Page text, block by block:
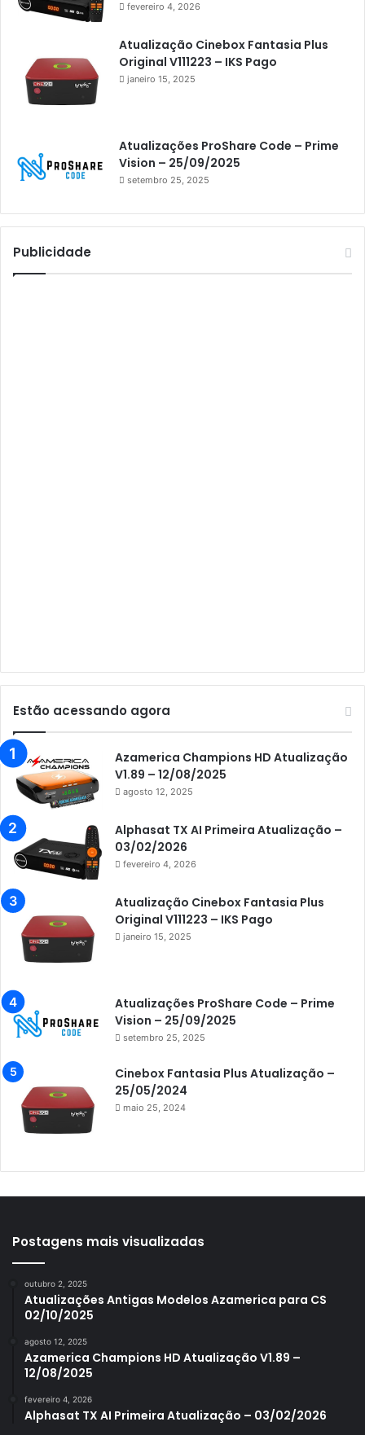
Athomics Eon
Athomics i3
Athomics i3 Bold
Athomics Inspire Qi
Athomics Inspire Qi Lite
Athomics S3
Athomics T3
Atto
AttoNet
Audisat K10 Urus
Audisat K30 Aventador
Azamerica
Azamerica Beats
Azamerica Champions
Azamerica Champions IPTV
Azamerica Extremo IPTV
Azamerica F92 Plus
Azamerica Gold
Azamerica i7 IPTV
Azamerica King
Azamerica King GX PRO
Azamerica King IPTV
Azamerica Mobi
Azamerica S1005
Azamerica S1006 Plus
Azamerica S1007 New
Azamerica S1007 Plus
Azamerica S1009
fevereiro 4, 2026
Atualização Cinebox Fantasia Plus
Original V111223 – IKS Pago
janeiro 15, 2025
Atualizações ProShare Code – Prime
Vision – 25/09/2025
setembro 25, 2025
Publicidade
Estão acessando agora
Azamerica Champions HD Atualização
V1.89 – 12/08/2025
agosto 12, 2025
Alphasat TX AI Primeira Atualização –
03/02/2026
fevereiro 4, 2026
Atualização Cinebox Fantasia Plus
Original V111223 – IKS Pago
janeiro 15, 2025
Atualizações ProShare Code – Prime
Vision – 25/09/2025
setembro 25, 2025
Cinebox Fantasia Plus Atualização –
25/05/2024
maio 25, 2024
Postagens mais visualizadas
outubro 2, 2025
Atualizações Antigas Modelos Azamerica para CS
02/10/2025
agosto 12, 2025
Azamerica Champions HD Atualização V1.89 –
12/08/2025
fevereiro 4, 2026
Alphasat TX AI Primeira Atualização – 03/02/2026